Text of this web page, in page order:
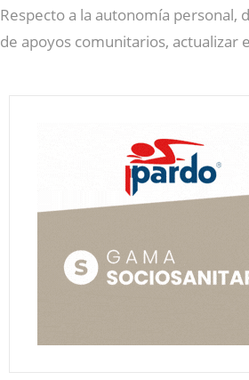
Respecto a la autonomía personal,
de apoyos comunitarios, actualizar